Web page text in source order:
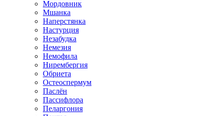
Мордовник
Мшанка
Наперстянка
Настурция
Незабудка
Немезия
Немофила
Нирембергия
Обриета
Остеоспермум
Паслён
Пассифлора
Пеларгония